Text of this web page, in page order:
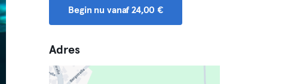
Begin nu vanaf 24,00 €
Adres